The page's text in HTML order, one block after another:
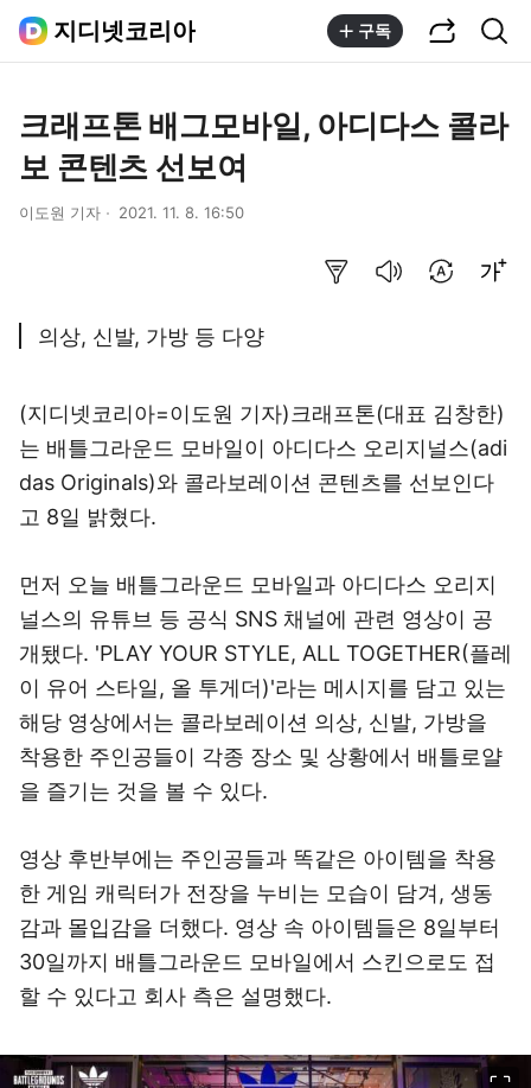
지디넷코리아 구독
크래프톤 배그모바일, 아디다스 콜라
보 콘텐츠 선보여
이도원 기자 2021. 11. 8. 16:50
의상, 신발, 가방 등 다양
(지디넷코리아=이도원 기자)크래프톤(대표 김창한)
는 배틀그라운드 모바일이 아디다스 오리지널스(adi
das Originals)와 콜라보레이션 콘텐츠를 선보인다
고 8일 밝혔다.
먼저 오늘 배틀그라운드 모바일과 아디다스 오리지
널스의 유튜브 등 공식 SNS 채널에 관련 영상이 공
개됐다. 'PLAY YOUR STYLE, ALL TOGETHER(플레
이 유어 스타일, 올 투게더)'라는 메시지를 담고 있는
해당 영상에서는 콜라보레이션 의상, 신발, 가방을
착용한 주인공들이 각종 장소 및 상황에서 배틀로얄
을 즐기는 것을 볼 수 있다.
영상 후반부에는 주인공들과 똑같은 아이템을 착용
한 게임 캐릭터가 전장을 누비는 모습이 담겨, 생동
감과 몰입감을 더했다. 영상 속 아이템들은 8일부터
30일까지 배틀그라운드 모바일에서 스킨으로도 접
할 수 있다고 회사 측은 설명했다.